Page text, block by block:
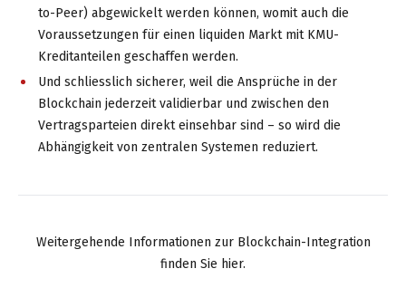
to-Peer) abgewickelt werden können, womit auch die
Voraussetzungen für einen liquiden Markt mit KMU-
Kreditanteilen geschaffen werden.
Und schliesslich sicherer, weil die Ansprüche in der
Blockchain jederzeit validierbar und zwischen den
Vertragsparteien direkt einsehbar sind – so wird die
Abhängigkeit von zentralen Systemen reduziert.
Weitergehende Informationen zur Blockchain-Integration
finden Sie hier.